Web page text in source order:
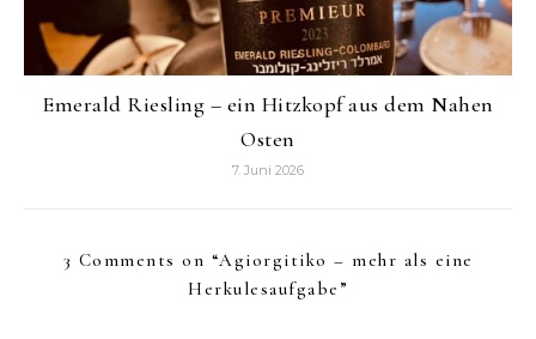
Emerald Riesling – ein Hitzkopf aus dem Nahen
Osten
7. Juni 2026
3 Comments on “Agiorgitiko – mehr als eine
Herkulesaufgabe ”